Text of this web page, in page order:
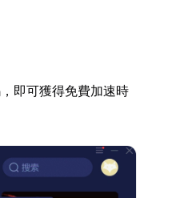
即可獲得免費加速時